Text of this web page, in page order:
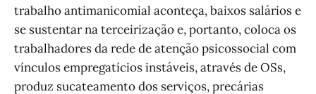
trabalho antimanicomial aconteça, baixos salários e
se sustentar na terceirização e, portanto, coloca os
trabalhadores da rede de atenção psicossocial com
vínculos empregatícios instáveis, através de OSs,
produz sucateamento dos serviços, precárias